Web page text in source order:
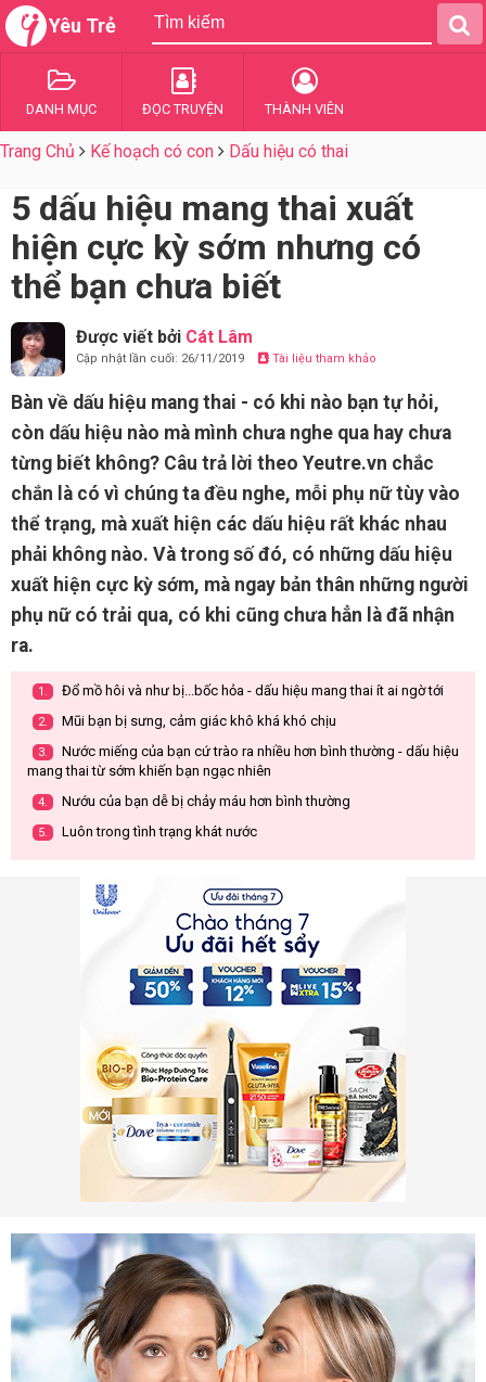
Yêu Trẻ
DANH MỤC ĐỌC TRUYỆN THÀNH VIÊN
Trang Chủ Kế hoạch có con Dấu hiệu có thai
5 dấu hiệu mang thai xuất
hiện cực kỳ sớm nhưng có
thể bạn chưa biết
Được viết bởi Cát Lâm
Cập nhật lần cuối: 26/11/2019 Tài liệu tham khảo
Bàn về dấu hiệu mang thai - có khi nào bạn tự hỏi,
còn dấu hiệu nào mà mình chưa nghe qua hay chưa
từng biết không? Câu trả lời theo Yeutre.vn chắc
chắn là có vì chúng ta đều nghe, mỗi phụ nữ tùy vào
thể trạng, mà xuất hiện các dấu hiệu rất khác nhau
phải không nào. Và trong số đó, có những dấu hiệu
xuất hiện cực kỳ sớm, mà ngay bản thân những người
phụ nữ có trải qua, có khi cũng chưa hẳn là đã nhận
ra.
1. Đổ mồ hôi và như bị...bốc hỏa - dấu hiệu mang thai ít ai ngờ tới
2. Mũi bạn bị sưng, cảm giác khô khá khó chịu
3.
Nước miếng của bạn cứ trào ra nhiều hơn bình thường - dấu hiệu
mang thai từ sớm khiến bạn ngạc nhiên
4. Nướu của bạn dễ bị chảy máu hơn bình thường
5. Luôn trong tình trạng khát nước